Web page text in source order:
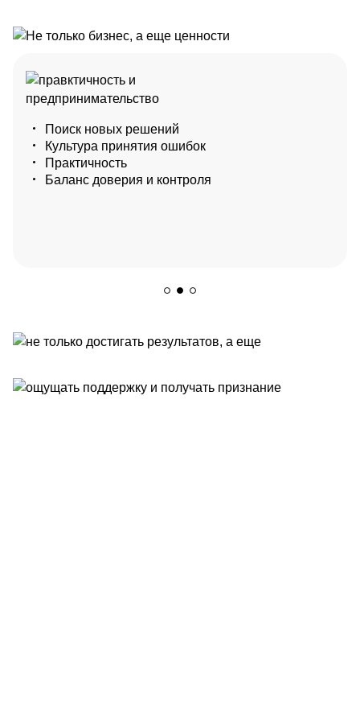
Комплексный подход
Экспертиза
Внутренняя клиентоориентированность
Поиск новых решений
Культура принятия ошибок
Практичность
Баланс доверия и контроля
Человечность
Открытая обратная связь
Экологичность
Команда